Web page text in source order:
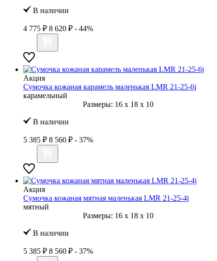
В наличии
4 775 ₽ 8 620 ₽ - 44%
Акция
Сумочка кожаная карамель маленькая LMR 21-25-6j
карамельный
Размеры: 16 x 18 x 10
В наличии
5 385 ₽ 8 560 ₽ - 37%
Акция
Сумочка кожаная мятная маленькая LMR 21-25-4j
мятный
Размеры: 16 x 18 x 10
В наличии
5 385 ₽ 8 560 ₽ - 37%